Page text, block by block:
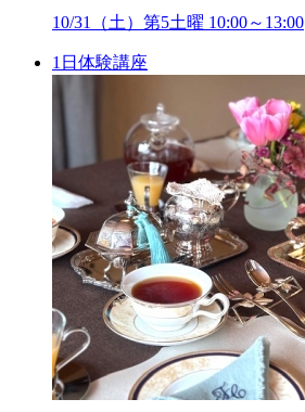
10/31（土）第5土曜 10:00～13:00
1日体験講座